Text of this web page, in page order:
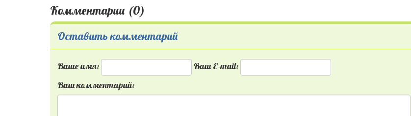
Комментарии (0)
Оставить комментарий
Ваше имя:
Ваш E-mail:
Ваш комментарий: